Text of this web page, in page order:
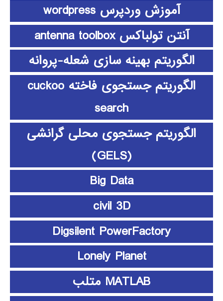
آموزش وردپرس wordpress
آنتن تولباکس antenna toolbox
الگوریتم بهینه سازی شعله-پروانه
الگوریتم جستجوی فاخته cuckoo
search
الگوریتم جستجوی محلی گرانشی
(GELS)
Big Data
civil 3D
Digsilent PowerFactory
Lonely Planet
MATLAB متلب